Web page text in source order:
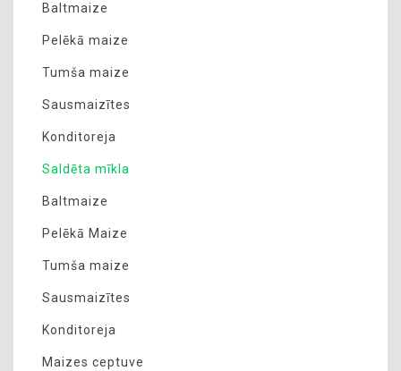
Baltmaize
Pelēkā maize
Tumša maize
Sausmaizītes
Konditoreja
Saldēta mīkla
Baltmaize
Pelēkā Maize
Tumša maize
Sausmaizītes
Konditoreja
Maizes ceptuve